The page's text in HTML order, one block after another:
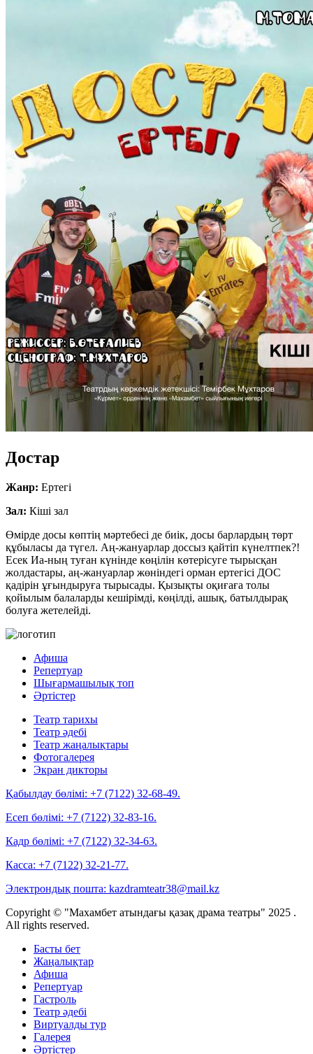
Достар
Жанр: Ертегі
Зал: Кіші зал
Өмірде досы көптің мәртебесі де биік, досы барлардың төрт
құбыласы да түгел. Аң-жануарлар доссыз қайтіп күнелтпек?!
Есек Иа-ның туған күнінде көңілін көтерісуге тырысқан
жолдастары, аң-жануарлар жөніндегі орман ертегісі ДОС
қадірін ұғындыруға тырысады. Қызықты оқиғаға толы
қойылым балаларды кешірімді, көңілді, ашық, батылдырақ
болуға жетелейді.
Афиша
Репертуар
Шығармашылық топ
Әртістер
Театр тарихы
Театр әдебі
Театр жаңалықтары
Фотогалерея
Экран дикторы
Қабылдау бөлімі: +7 (7122) 32-68-49.
Есеп бөлімі: +7 (7122) 32-83-16.
Кадр бөлімі: +7 (7122) 32-34-63.
Касса: +7 (7122) 32-21-77.
Электрондық пошта: kazdramteatr38@mail.kz
Copyright © "Махамбет атындағы қазақ драма театры" 2025 .
All rights reserved.
Басты бет
Жаңалықтар
Афиша
Репертуар
Гастроль
Театр әдебі
Виртуалды тур
Галерея
Әртістер